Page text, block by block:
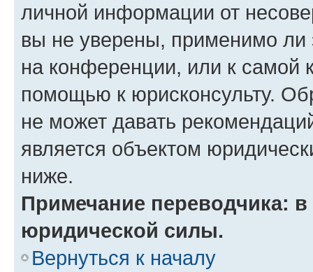
личной информации от
вы не уверены, применимо ли
на конференции, или к самой
помощью к юрисконсульту.
не может давать
является объектом
ниже.
Примечание переводчика:
юридической силы.
Вернуться к началу